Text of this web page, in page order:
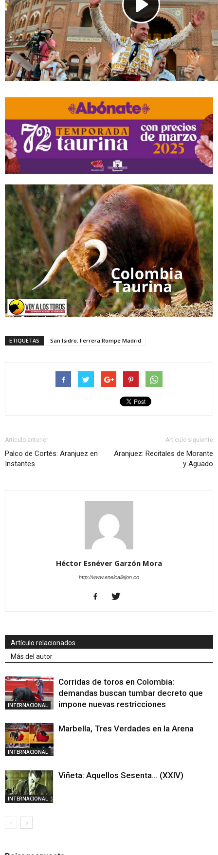
ETIQUETAS San Isidro: Ferrera Rompe Madrid
Artículo anterior
Palco de Cortés: Aranjuez en
Instantes
Artículo siguiente
Aranjuez: Recitales de Morante
y Aguado
Héctor Esnéver Garzón Mora
http://www.enelcallejon.co
Artículo relacionados
Más del autor
INTERNACIONAL
Corridas de toros en Colombia:
demandas buscan tumbar decreto que
impone nuevas restricciones
INTERNACIONAL
Marbella, Tres Verdades en la Arena
INTERNACIONAL
Viñeta: Aquellos Sesenta… (XXIV)